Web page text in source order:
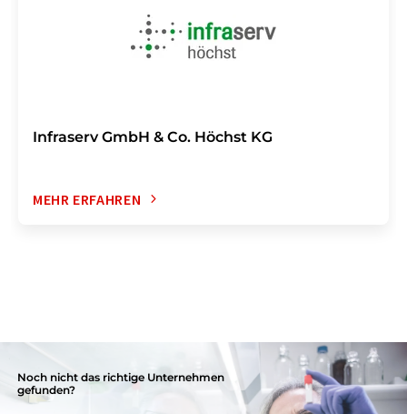
Infraserv GmbH & Co. Höchst KG
MEHR ERFAHREN
Noch nicht das richtige Unternehmen
gefunden?